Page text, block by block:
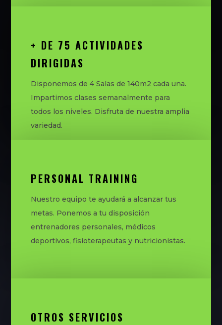
+ DE 75 ACTIVIDADES
DIRIGIDAS
Disponemos de 4 Salas de 140m2 cada una.
Impartimos clases semanalmente para
todos los niveles. Disfruta de nuestra amplia
variedad.
PERSONAL TRAINING
Nuestro equipo te ayudará a alcanzar tus
metas. Ponemos a tu disposición
entrenadores personales, médicos
deportivos, fisioterapeutas y nutricionistas.
OTROS SERVICIOS